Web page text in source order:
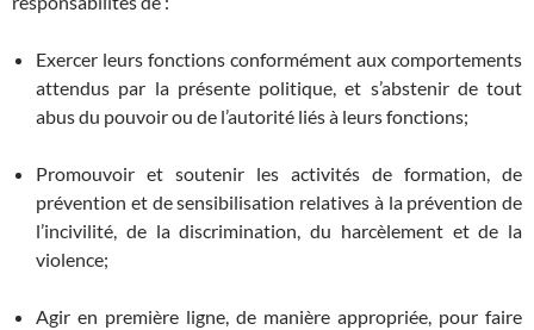
Exercer leurs fonctions conformément aux comportements
attendus par la présente politique, et s’abstenir de tout
abus du pouvoir ou de l’autorité liés à leurs fonctions;
Promouvoir et soutenir les activités de formation, de
prévention et de sensibilisation relatives à la prévention de
l’incivilité, de la discrimination, du harcèlement et de la
violence;
Agir en première ligne, de manière appropriée, pour faire